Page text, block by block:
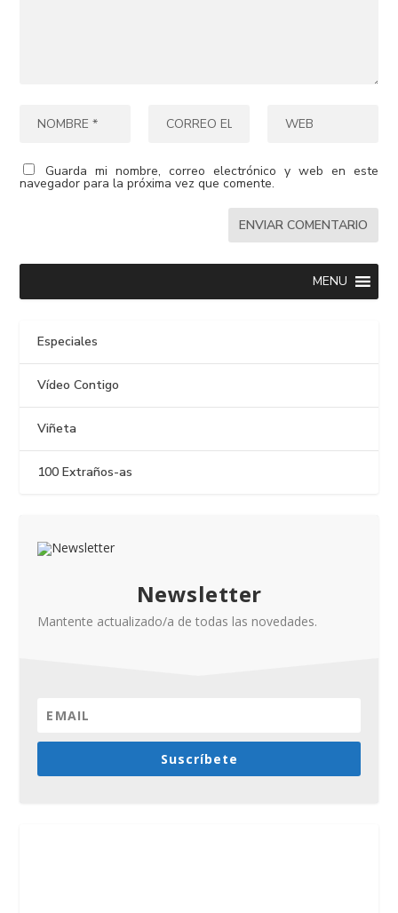
Guarda mi nombre, correo electrónico y web en este
navegador para la próxima vez que comente.
MENU
Especiales
Vídeo Contigo
Viñeta
100 Extraños-as
Newsletter
Mantente actualizado/a de todas las novedades.
Suscríbete